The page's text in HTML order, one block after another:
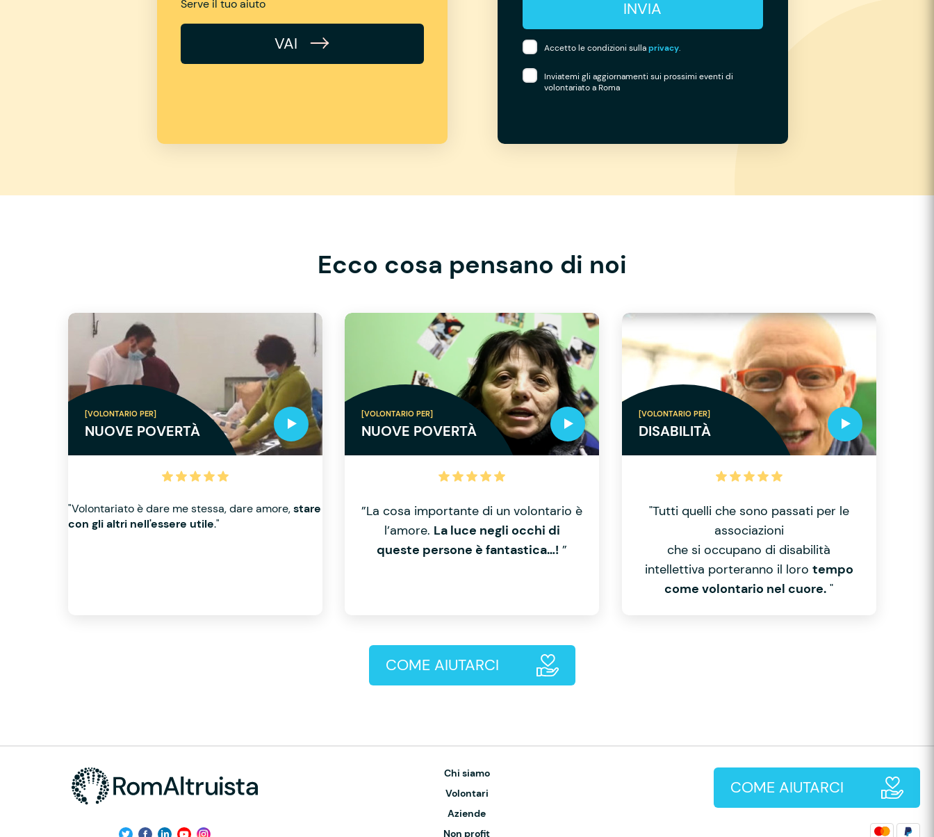
Serve il tuo aiuto
VAI
INVIA
Accetto le condizioni sullaprivacy.
Inviatemi gli aggiornamenti sui prossimi eventi di
volontariato a Roma
Ecco cosa pensano di noi
[VOLONTARIO PER]
NUOVE POVERTÀ
"Volontariato è dare me stessa, dare amore,stare
con gli altri nell'essere utile."
[VOLONTARIO PER]
NUOVE POVERTÀ
”La cosa importante di un volontario è
l’amore. La luce negli occhi di
queste persone è fantastica…! ”
[VOLONTARIO PER]
DISABILITÀ
"Tutti quelli che sono passati per le
associazioni
che si occupano di disabilità
intellettiva porteranno il loro tempo
come volontario nel cuore. "
COME AIUTARCI
Chi siamo
Volontari
Aziende
Non profit
COME AIUTARCI